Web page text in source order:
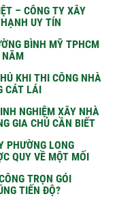
– CÔNG TY XÂY
UY TÍN
BÌNH MỸ TPHCM
NĂM
KHI THI CÔNG NHÀ
CÁT LÁI
NGHIỆM XÂY NHÀ
GIA CHỦ CẦN BIẾT
PHƯỜNG LONG
QUY VỀ MỘT MỐI
TRỌN GÓI
TIẾN ĐỘ?